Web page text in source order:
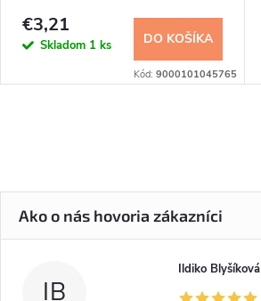
€3,21
Skladom 1 ks DO KOŠÍKA
Kód: 9000101045765
IB
Ildiko Blyšíková